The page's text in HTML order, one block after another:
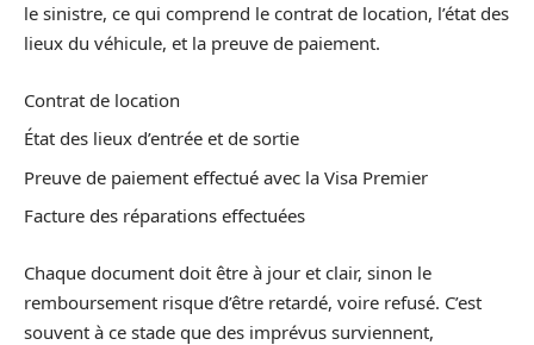
le sinistre, ce qui comprend le contrat de location, l’état des
lieux du véhicule, et la preuve de paiement.
Contrat de location
État des lieux d’entrée et de sortie
Preuve de paiement effectué avec la Visa Premier
Facture des réparations effectuées
Chaque document doit être à jour et clair, sinon le
remboursement risque d’être retardé, voire refusé. C’est
souvent à ce stade que des imprévus surviennent,